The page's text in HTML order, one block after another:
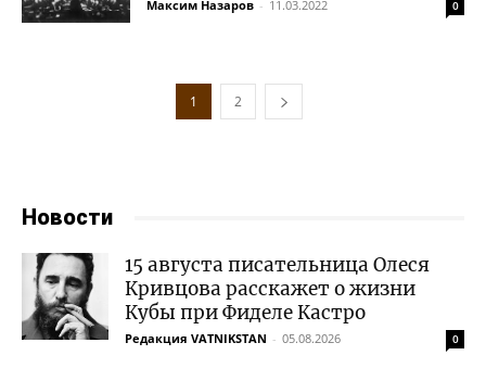
Максим Назаров - 11.03.2022 0
1 2
Новости
15 августа писательница Олеся
Кривцова расскажет о жизни
Кубы при Фиделе Кастро
Редакция VATNIKSTAN - 05.08.2026 0